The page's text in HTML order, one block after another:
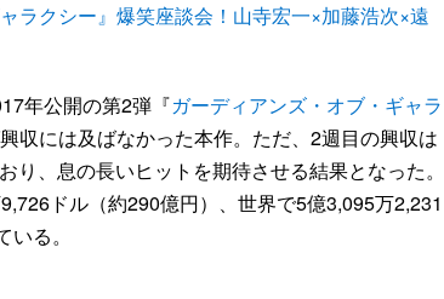
ラクシー』爆笑座談会！山寺宏一×加藤浩次×遠
年公開の第2弾『ガーディアンズ・オブ・ギャラ
収には及ばなかった本作。ただ、2週目の興収は
、息の長いヒットを期待させる結果となった。
ドル（約290億円）、世界で5億3,095万2,231
る。